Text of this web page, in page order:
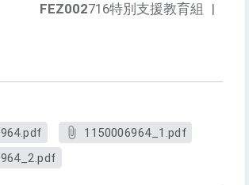
FEZ002716特別支援教育組 |
1150006964_1.pdf